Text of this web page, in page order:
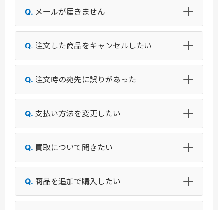
メールが届きません
注文した商品をキャンセルしたい
注文時の宛先に誤りがあった
支払い方法を変更したい
買取について聞きたい
商品を追加で購入したい